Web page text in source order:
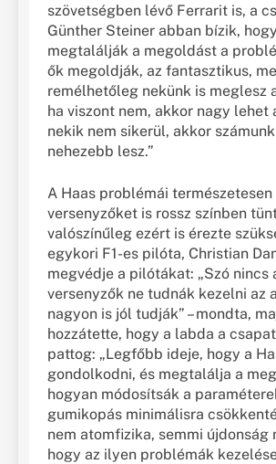
szövetségben lévő Ferrarit is, a
Günther Steiner abban bízik,
megtalálják a megoldást a
ők megoldják, az fantasztikus,
remélhetőleg nekünk is meglesz
ha viszont nem, akkor nagy lehet
nekik nem sikerül, akkor
nehezebb lesz.”
A Haas problémái természetesen
versenyzőket is rossz színben
valószínűleg ezért is érezte
egykori F1-es pilóta, Christian
megvédje a pilótákat: „Szó nincs
versenyzők ne tudnák kezelni az
nagyon is jól tudják” – mondta,
hozzátette, hogy a labda a
pattog: „Legfőbb ideje, hogy a
gondolkodni, és megtalálja a
hogyan módosítsák a
gumikopás minimálisra
nem atomfizika, semmi újdonság
hogy az ilyen problémák